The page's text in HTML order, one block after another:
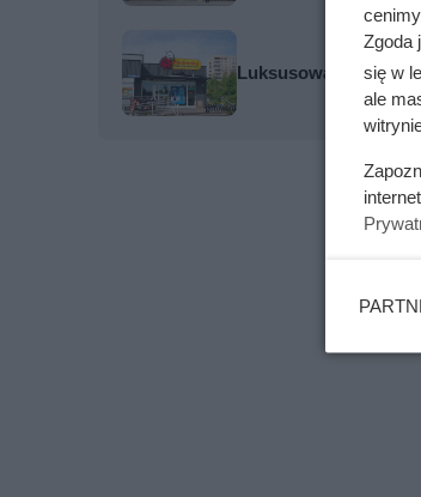
Luksusowa kawa w
Zgoda
się w
ale